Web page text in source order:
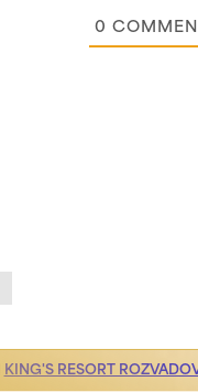
0
KING'S RESORT